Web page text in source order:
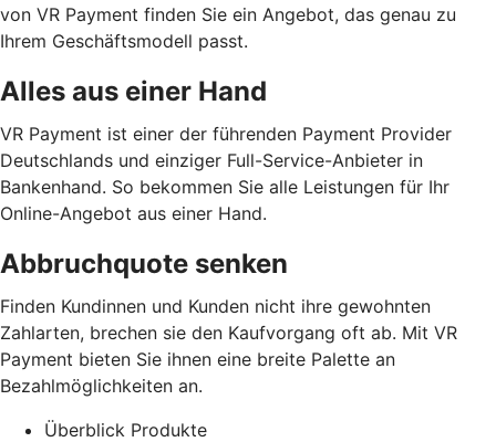
von VR Payment finden Sie ein Angebot, das genau zu
Ihrem Geschäftsmodell passt.
Alles aus einer Hand
VR Payment ist einer der führenden Payment Provider
Deutschlands und einziger Full-Service-Anbieter in
Bankenhand. So bekommen Sie alle Leistungen für Ihr
Online-Angebot aus einer Hand.
Abbruchquote senken
Finden Kundinnen und Kunden nicht ihre gewohnten
Zahlarten, brechen sie den Kaufvorgang oft ab. Mit VR
Payment bieten Sie ihnen eine breite Palette an
Bezahlmöglichkeiten an.
Überblick Produkte